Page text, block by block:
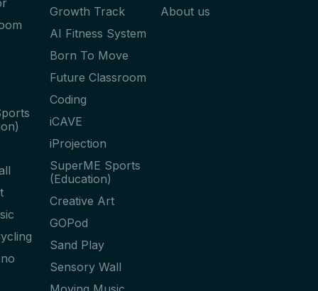
Growth Track
AI Fitness System
Born To Move
Future Classroom
Coding
iCAVE
iProjection
SuperME Sports
(Education)
Creative Art
GOPod
Sand Play
Sensory Wall
About us